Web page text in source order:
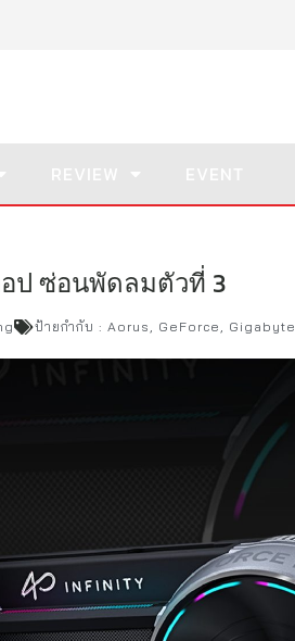
ป ซ่อนพัดลมตัวที่ 3
ป้ายกำกับ : Aorus , GeForce , Gigabyte